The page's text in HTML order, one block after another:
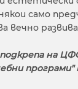
само
на
програми"